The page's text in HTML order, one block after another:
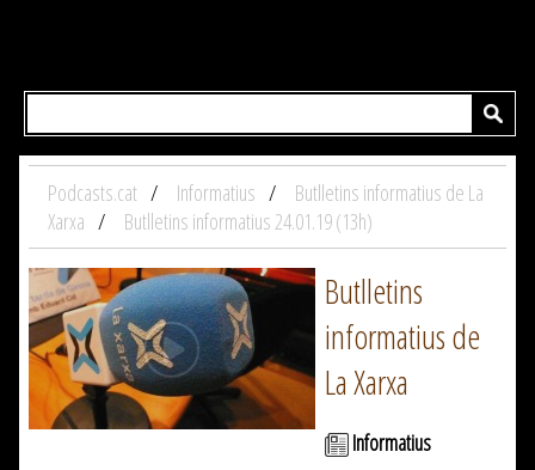
Podcasts.cat Informatius
Butlletins informatius de La
Xarxa
Butlletins informatius 24.01.19 (13h)
Butlletins
informatius de
La Xarxa
Informatius